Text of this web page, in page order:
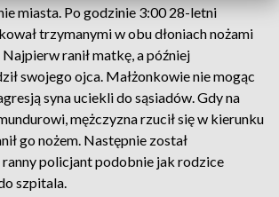
miasta. Po godzinie 3:00 28-letni
trzymanymi w obu dłoniach nożami
ranił matkę, a później
swojego ojca. Małżonkowie nie mogąc
syna uciekli do sąsiadów. Gdy na
mężczyzna rzucił się w kierunku
go nożem. Następnie został
ranny policjant podobnie jak rodzice
szpitala.